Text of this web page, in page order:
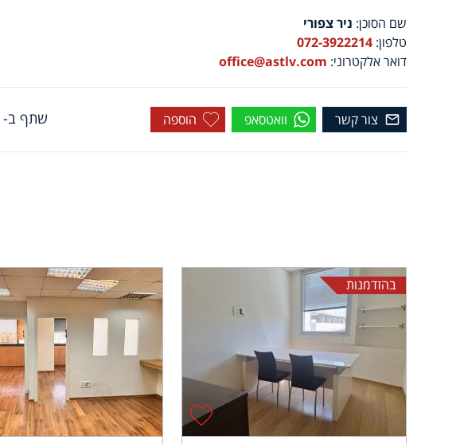
שם הסוכן: ניר צפורי
טלפון: 072-3922214
דואר אלקטרוני: office@astlv.com
צור קשר וואטסאפ הוספה שתף ב-
בהזדמנות